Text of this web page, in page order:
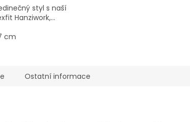
styl s naší
Hanziwork,...
cm
Ostatní informace